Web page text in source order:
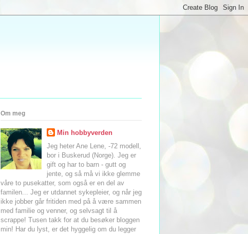
Om meg
Min hobbyverden
Jeg heter Ane Lene, -72 modell,
bor i Buskerud (Norge). Jeg er
gift og har to barn - gutt og
jente, og så må vi ikke glemme
våre to pusekatter, som også er en del av
familen... Jeg er utdannet sykepleier, og når jeg
ikke jobber går fritiden med på å være sammen
med familie og venner, og selvsagt til å
scrappe! Tusen takk for at du besøker bloggen
min! Har du lyst, er det hyggelig om du legger